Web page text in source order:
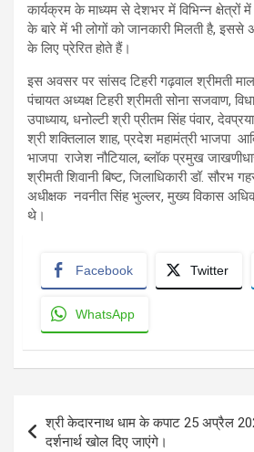
कार्यक्रम के माध्यम से देशभर में विभिन्न क्षेत्रों में
के बारे में भी लोगों को जानकारी मिलती है, इससे
के लिए प्रेरित होते हैं।
इस अवसर पर सांसद टिहरी गढ़वाल श्रीमती
पंचायत अध्यक्ष टिहरी श्रीमती सोना सजवाण,
उपाध्याय, धनोल्टी श्री प्रीतम सिंह पंवार,
श्री शक्तिलाल शाह, प्रदेश महामंत्री भाजपा
भाजपा राजेश नौटियाल, ब्लॉक प्रमुख
श्रीमती शिवानी बिष्ट, जिलाधिकारी डॉ. सौरभ
अधीक्षक नवनीत सिंह भुल्लर, मुख्य विकास
थे।
Facebook Twitter
WhatsApp
navigation
श्री केदारनाथ धाम के कपाट 25 अप्रैल
दर्शनार्थ खोल दिए जाएंगे।